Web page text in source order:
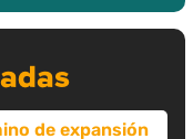
de expansión